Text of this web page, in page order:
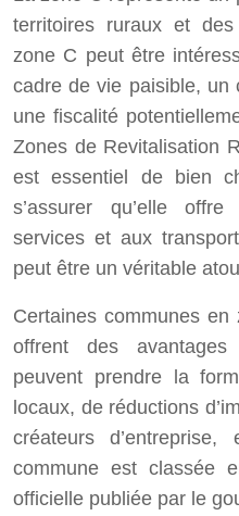
territoires ruraux et
zone C peut être
cadre de vie paisible,
une fiscalité
Zones de Revitalisation
est essentiel de bien
s’assurer qu’elle
services et aux
peut être un véritable
Certaines communes
offrent des
peuvent prendre la
locaux, de réductions
créateurs
commune est classée
officielle publiée par le